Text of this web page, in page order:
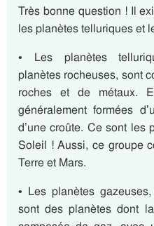
Très bonne question ! Il
les planètes telluriques et
• Les planètes
planètes rocheuses, sont
roches et de métaux.
généralement formées
d’une croûte. Ce sont les
Soleil ! Aussi, ce groupe
Terre et Mars.
• Les planètes
sont des planètes dont